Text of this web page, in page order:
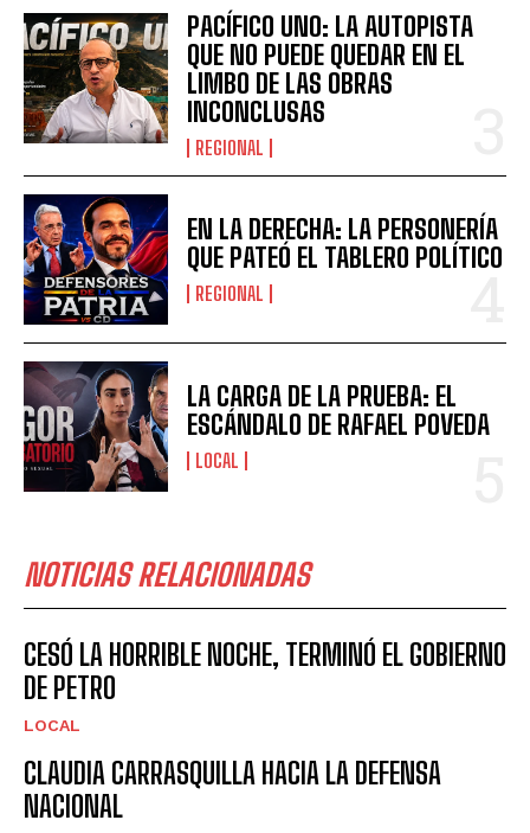
PACÍFICO UNO: LA AUTOPISTA
QUE NO PUEDE QUEDAR EN EL
LIMBO DE LAS OBRAS
INCONCLUSAS
REGIONAL
EN LA DERECHA: LA PERSONERÍA
QUE PATEÓ EL TABLERO POLÍTICO
REGIONAL
LA CARGA DE LA PRUEBA: EL
ESCÁNDALO DE RAFAEL POVEDA
LOCAL
NOTICIAS RELACIONADAS
CESÓ LA HORRIBLE NOCHE, TERMINÓ EL GOBIERNO
DE PETRO
LOCAL
CLAUDIA CARRASQUILLA HACIA LA DEFENSA
NACIONAL